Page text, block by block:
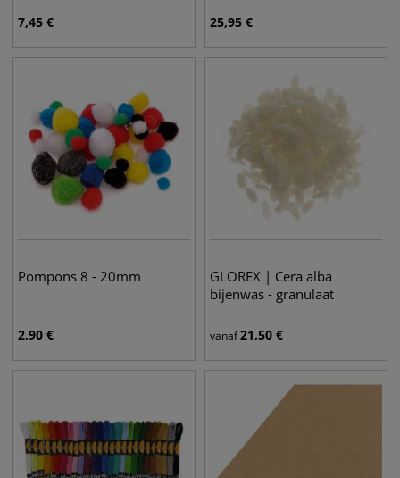
7,45 € 25,95 €
Pompons 8 - 20mm
2,90 €
GLOREX | Cera alba
bijenwas - granulaat
vanaf21,50 €